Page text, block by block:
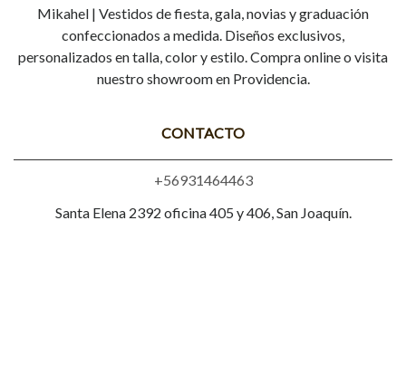
Mikahel | Vestidos de fiesta, gala, novias y graduación
confeccionados a medida. Diseños exclusivos,
personalizados en talla, color y estilo. Compra online o visita
nuestro showroom en Providencia.
CONTACTO
+56931464463
Santa Elena 2392 oficina 405 y 406, San Joaquín.